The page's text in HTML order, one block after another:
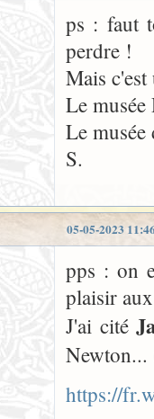
ps : faut
perdre !
Mais
Le
Le musée
S.
05-05-2023
pps : on
plaisir
J'ai cité
Newton...
https://